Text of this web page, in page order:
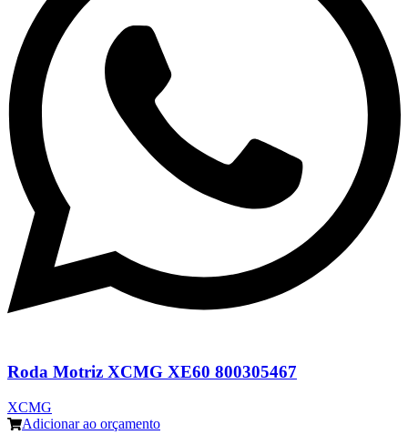
Roda Motriz XCMG XE60 800305467
XCMG
Adicionar ao orçamento